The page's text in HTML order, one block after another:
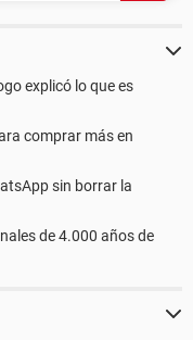
explicó lo que es
comprar más en
sin borrar la
de 4.000 años de